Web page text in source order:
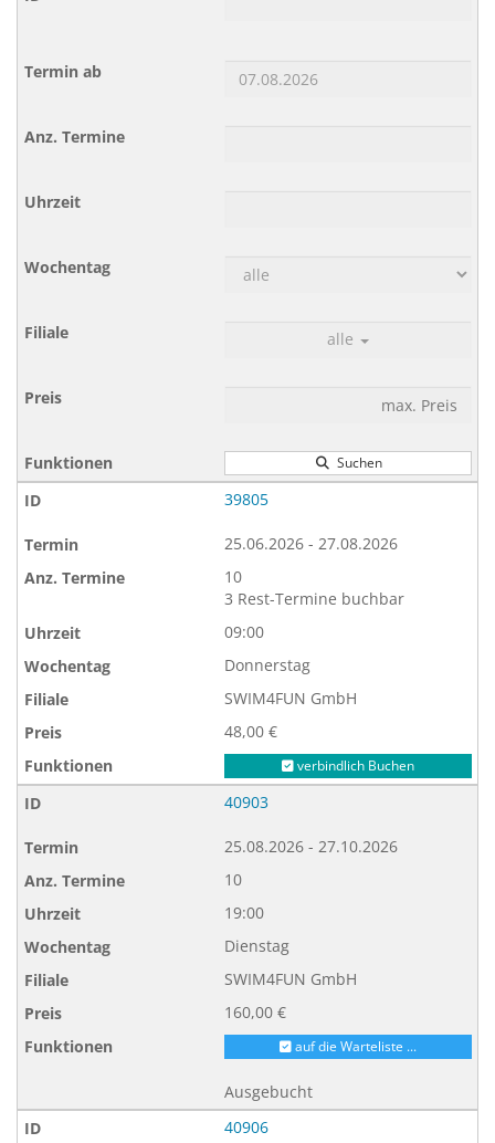
alle
Suchen
39805
25.06.2026 - 27.08.2026
10
3 Rest-Termine buchbar
09:00
Donnerstag
SWIM4FUN GmbH
48,00 €
verbindlich Buchen
40903
25.08.2026 - 27.10.2026
10
19:00
Dienstag
SWIM4FUN GmbH
160,00 €
auf die Warteliste ...
Ausgebucht
40906